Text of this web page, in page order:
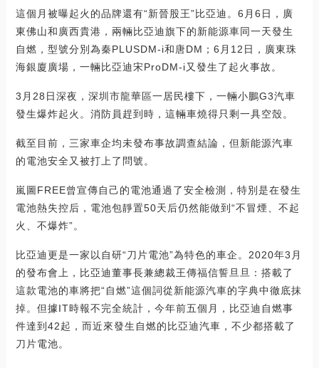
這個月被曝起火的品牌還有“新晉股王”比亞迪。6月6日，廣
東佛山和廣西貴港，兩輛比亞迪旗下的新能源車同一天發生
自燃，型號分別為秦PLUSDM-i和唐DM；6月12日，廣東珠
海銀廈廣場，一輛比亞迪宋ProDM-i又發生了起火事故。
3月28日深夜，深圳市龍華區一居民樓下，一輛小鵬G3汽車
發生爆炸起火。消防員趕到時，這輛車燒得只剩一具空殼。
截至目前，三家車企均未發布事故調查結論，但新能源汽車
的電池安全又被打上了問號。
嵐圖FREE曾宣傳自己的電池通過了安全檢測，特別是在發生
電池熱失控后，電池包靜置50天后仍然能做到“不冒煙、不起
火、不爆炸”。
比亞迪更是一家以自研“刀片電池”為特色的車企。2020年3月
的發布會上，比亞迪董事長兼總裁王傳福信誓旦旦：搭載了
這款電池的車將把“自燃”這個詞從新能源汽車的字典中徹底抹
掉。但據IT時報不完全統計，今年前五個月，比亞迪自燃事
件達到42起，而近來發生自燃的比亞迪汽車，不少都搭載了
刀片電池。